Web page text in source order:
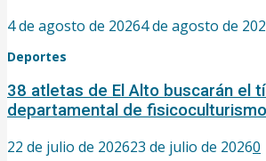
4 de agosto de 20264 de agosto de
Deportes
38 atletas de El Alto buscarán el
departamental de
22 de julio de 202623 de julio de 20260